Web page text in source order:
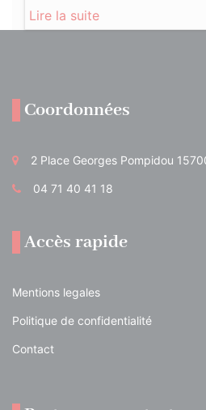
Lire la suite
Coordonnées
2 Place Georges Pompidou
04 71 40 41 18
Accès rapide
Mentions legales
Politique de confidentialité
Contact